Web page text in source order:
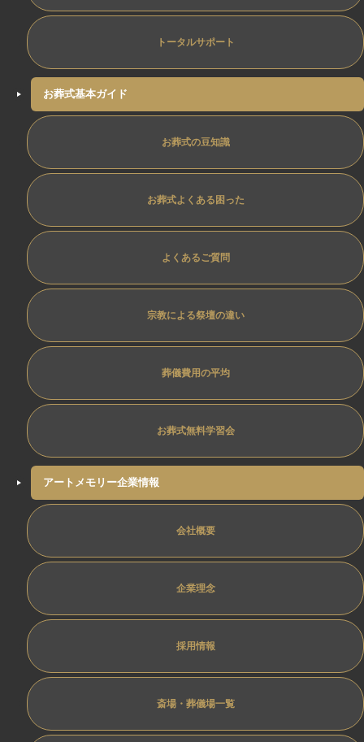
トータルサポート
お葬式基本ガイド
お葬式の豆知識
お葬式よくある困った
よくあるご質問
宗教による祭壇の違い
葬儀費用の平均
お葬式無料学習会
アートメモリー企業情報
会社概要
企業理念
採用情報
斎場・葬儀場一覧